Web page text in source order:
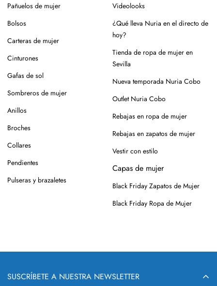
suciedad, limpiar con un paño ligeramente húmedo y
productos específicos para calzado de piel. Guarda en
lugar seco y con forma (relleno de papel o con horma),
alejados de fuentes de calor.
Para los modelos de yute, evita mojar la suela. En caso de
roce, usa un cepillo suave en seco.
Siempre es mejor guardarlos en su caja o funda de tela,
para que se conserven como el primer día.
Si tienes alguna duda, puedes consultarnos.
Pañuelos de mujer
Bolsos
Carteras de mujer
Cinturones
Gafas de sol
Sombreros de mujer
Anillos
Broches
Collares
Pendientes
Pulseras y brazaletes
Videolooks
¿Qué lleva Nuria en el directo de
hoy?
Tienda de ropa de mujer en
Sevilla
Nueva temporada Nuria Cobo
Outlet Nuria Cobo
Rebajas en ropa de mujer
Rebajas en zapatos de mujer
Vestir con estilo
Capas de mujer
Black Friday Zapatos de Mujer
Black Friday Ropa de Mujer
SUSCRÍBETE A NUESTRA NEWSLETTER